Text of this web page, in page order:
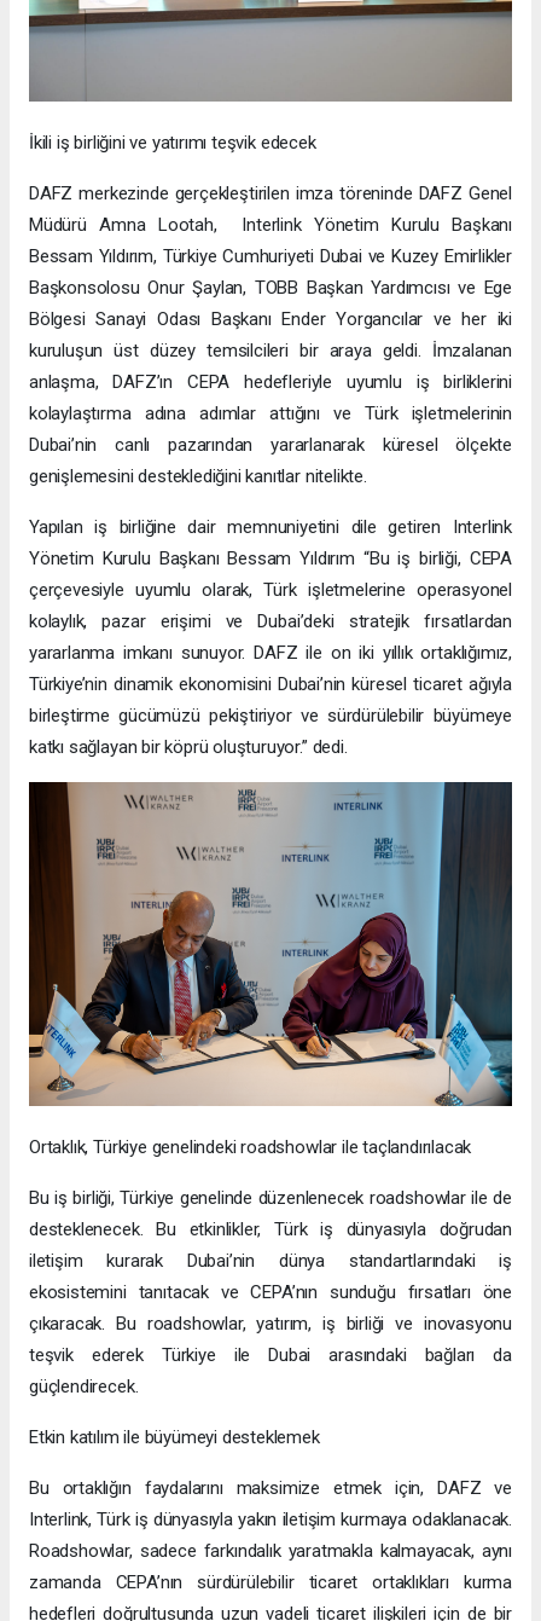
İkili iş birliğini ve yatırımı teşvik edecek
DAFZ merkezinde gerçekleştirilen imza töreninde DAFZ Genel
Müdürü Amna Lootah, Interlink Yönetim Kurulu Başkanı
Bessam Yıldırım, Türkiye Cumhuriyeti Dubai ve Kuzey Emirlikler
Başkonsolosu Onur Şaylan, TOBB Başkan Yardımcısı ve Ege
Bölgesi Sanayi Odası Başkanı Ender Yorgancılar ve her iki
kuruluşun üst düzey temsilcileri bir araya geldi. İmzalanan
anlaşma, DAFZ’ın CEPA hedefleriyle uyumlu iş birliklerini
kolaylaştırma adına adımlar attığını ve Türk işletmelerinin
Dubai’nin canlı pazarından yararlanarak küresel ölçekte
genişlemesini desteklediğini kanıtlar nitelikte.
Yapılan iş birliğine dair memnuniyetini dile getiren Interlink
Yönetim Kurulu Başkanı Bessam Yıldırım “Bu iş birliği, CEPA
çerçevesiyle uyumlu olarak, Türk işletmelerine operasyonel
kolaylık, pazar erişimi ve Dubai’deki stratejik fırsatlardan
yararlanma imkanı sunuyor. DAFZ ile on iki yıllık ortaklığımız,
Türkiye’nin dinamik ekonomisini Dubai’nin küresel ticaret ağıyla
birleştirme gücümüzü pekiştiriyor ve sürdürülebilir büyümeye
katkı sağlayan bir köprü oluşturuyor.” dedi.
Ortaklık, Türkiye genelindeki roadshowlar ile taçlandırılacak
Bu iş birliği, Türkiye genelinde düzenlenecek roadshowlar ile de
desteklenecek. Bu etkinlikler, Türk iş dünyasıyla doğrudan
iletişim kurarak Dubai’nin dünya standartlarındaki iş
ekosistemini tanıtacak ve CEPA’nın sunduğu fırsatları öne
çıkaracak. Bu roadshowlar, yatırım, iş birliği ve inovasyonu
teşvik ederek Türkiye ile Dubai arasındaki bağları da
güçlendirecek.
Etkin katılım ile büyümeyi desteklemek
Bu ortaklığın faydalarını maksimize etmek için, DAFZ ve
Interlink, Türk iş dünyasıyla yakın iletişim kurmaya odaklanacak.
Roadshowlar, sadece farkındalık yaratmakla kalmayacak, aynı
zamanda CEPA’nın sürdürülebilir ticaret ortaklıkları kurma
hedefleri doğrultusunda uzun vadeli ticaret ilişkileri için de bir